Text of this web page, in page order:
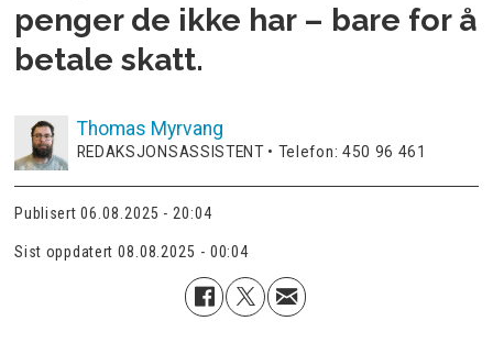
penger de ikke har – bare for å
betale skatt.
Thomas Myrvang
REDAKSJONSASSISTENT • Telefon: 450 96 461
Publisert 06.08.2025 - 20:04
Sist oppdatert 08.08.2025 - 00:04